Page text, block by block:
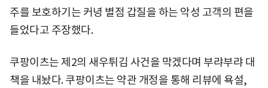
주를 보호하기는 커녕 별점 갑질을 하는 악성 고객의 편을
들었다고 주장했다.
쿠팡이츠는 제2의 새우튀김 사건을 막겠다며 부랴부랴 대
책을 내놨다. 쿠팡이츠는 약관 개정을 통해 리뷰에 욕설,